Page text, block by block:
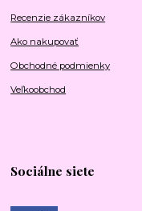
Recenzie zákazníkov
Ako nakupovať
Obchodné podmienky
Veľkoobchod
Sociálne siete